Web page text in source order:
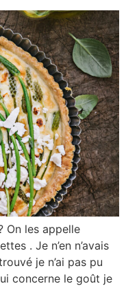
On les appelle
. Je n’en n’avais
je n’ai pas pu
concerne le goût je